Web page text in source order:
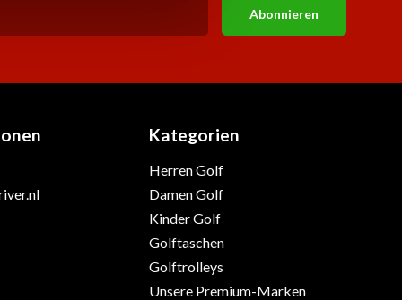
Abonnieren
Kategorien
Herren Golf
Damen Golf
Kinder Golf
Golftaschen
Golftrolleys
Unsere Premium-Marken